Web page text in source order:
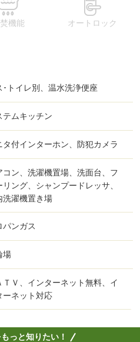
機能 オートロック
･トイレ別、温水洗浄便座
テムキッチン
タ付インターホン、防犯カメラ
コン、洗濯機置場、洗面台、フ
リング、シャンプードレッサ、
洗濯機置き場
パンガス
場
ＴＶ、インターネット無料、イ
ーネット対応
っと知りたい！